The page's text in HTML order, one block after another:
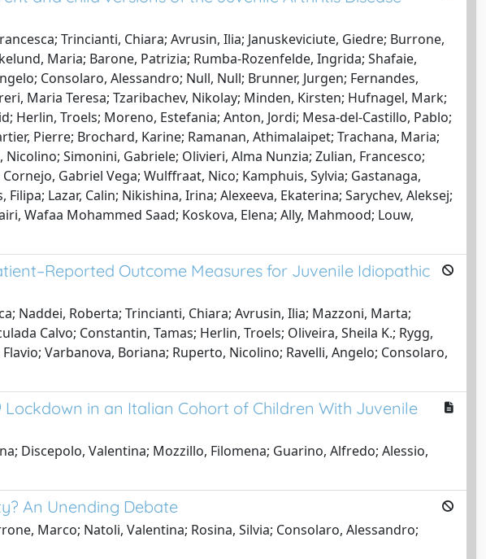
Trincianti, Chiara; Avrusin, Ilia; Januskeviciute, Giedre; Burrone,
Maria; Barone, Patrizia; Rumba-Rozenfelde, Ingrida; Shafaie,
Consolaro, Alessandro; Null, Null; Brunner, Jurgen; Fernandes,
Maria Teresa; Tzaribachev, Nikolay; Minden, Kirsten; Hufnagel, Mark;
Herlin, Troels; Moreno, Estefania; Anton, Jordi; Mesa-del-Castillo, Pablo;
Pierre; Brochard, Karine; Ramanan, Athimalaipet; Trachana, Maria;
Simonini, Gabriele; Olivieri, Alma Nunzia; Zulian, Francesco;
Gabriel Vega; Wulffraat, Nico; Kamphuis, Sylvia; Gastanaga,
Lazar, Calin; Nikishina, Irina; Alexeeva, Ekaterina; Sarychev, Aleksej;
Wafaa Mohammed Saad; Koskova, Elena; Ally, Mahmood; Louw,
Outcome Measures for Juvenile Idiopathic
Naddei, Roberta; Trincianti, Chiara; Avrusin, Ilia; Mazzoni, Marta;
Calvo; Constantin, Tamas; Herlin, Troels; Oliveira, Sheila K.; Rygg,
Varbanova, Boriana; Ruperto, Nicolino; Ravelli, Angelo; Consolaro,
Lockdown in an Italian Cohort of Children With Juvenile
Discepolo, Valentina; Mozzillo, Filomena; Guarino, Alfredo; Alessio,
An Unending Debate
Marco; Natoli, Valentina; Rosina, Silvia; Consolaro, Alessandro;